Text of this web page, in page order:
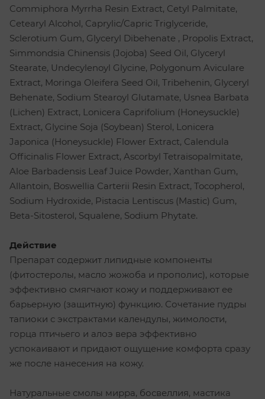
Commiphora Myrrha Resin Extract, Cetyl Palmitate,
Cetearyl Alcohol, Caprylic/Capric Triglyceride,
Sclerotium Gum, Glyceryl Dibehenate , Propolis Extract,
Simmondsia Chinensis (Jojoba) Seed Oil, Glyceryl
Stearate, Undecylenoyl Glycine, Polygonum Aviculare
Extract, Moringa Oleifera Seed Oil, Tribehenin, Glyceryl
Behenate, Sodium Stearoyl Glutamate, Usnea Barbata
(Lichen) Extract, Lonicera Caprifolium (Honeysuckle)
Extract, Glycine Soja (Soybean) Sterol, Lonicera
Japonica (Honeysuckle) Flower Extract, Calendula
Officinalis Flower Extract, Ascorbyl Tetraisopalmitate,
Aloe Barbadensis Leaf Juice Powder, Xanthan Gum,
Allantoin, Boswellia Carterii Resin Extract, Tocopherol,
Sodium Hydroxide, Pistacia Lentiscus (Mastic) Gum,
Beta-Sitosterol, Squalene, Sodium Phytate.
Действие
Препарат содержит липидные компоненты
(фитостеролы, масло жожоба и прополис), которые
эффективно смягчают кожу и поддерживают ее
барьерную (защитную) функцию. Сочетание пудры
тапиоки с экстрактами календулы, жимолости,
горца птичьего и алоэ вера эффективно
успокаивают и придают ощущение комфорта сразу
же после нанесения на кожу.
Натуральные смолы мирра, босвеллия, мастика